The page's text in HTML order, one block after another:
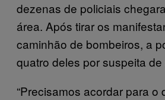
dezenas de policiais
área. Após tirar os
caminhão de bombeiros, a
quatro deles por suspeita
“Precisamos acordar para o